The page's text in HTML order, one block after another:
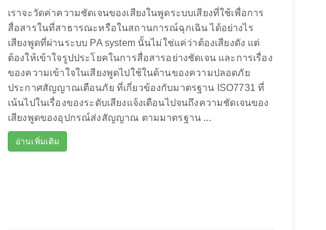
เราจะวัดค่าความชัดเจนของเสียงในพูดระบบเสียงที่ใช้เพื่อการ
สื่อสารในที่สาธารณะหรือในสถานการณ์ฉุกเฉิน ได้อย่างไร
เสียงพูดที่ผ่านระบบ PA system นั้นไม่ใช่แค่ว่าต้องเสียงดัง แต่
ต้องให้เข้าใจรูปประโยคในการสื่อสารอย่างชัดเจน และการเรื่อง
ของความเข้าใจในเสียงพูดไปใช้ในด้านของความปลอดภัย
ประกาศสัญญาณเตือนภัย ที่เกี่ยวข้องกับมาตรฐาน ISO7731 ที่
เน้นไปในเรื่องของระดับเสียงแจ้งเตือนไปจนถึงความชัดเจนของ
เสียงพูดของอุปกรณ์ส่งสัญญาณ ตามมาตรฐาน ...
อ่านเพิ่มเติม